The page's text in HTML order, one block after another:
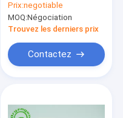
pour la
concentration en Fe
de contrôle
Prix:negotiable
MOQ:Négociation
Trouvez les derniers prix
Contactez